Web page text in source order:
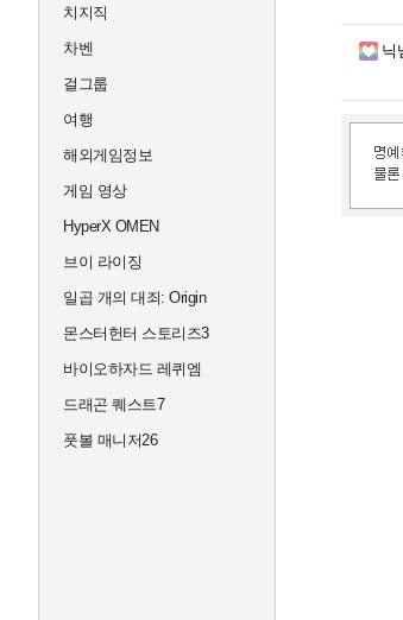
치지직
차벤
걸그룹
여행
해외게임정보
게임 영상
HyperX OMEN
브이 라이징
일곱 개의 대죄: Origin
몬스터헌터 스토리즈3
바이오하자드 레퀴엠
드래곤 퀘스트7
풋볼 매니저26
닉